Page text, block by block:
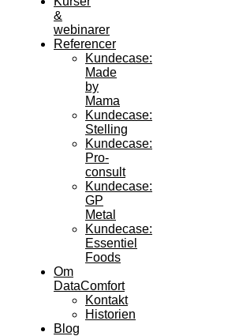
&
webinarer
Referencer
Kundecase:
Made
by
Mama
Kundecase:
Stelling
Kundecase:
Pro-
consult
Kundecase:
GP
Metal
Kundecase:
Essentiel
Foods
Om
DataComfort
Kontakt
Historien
Blog